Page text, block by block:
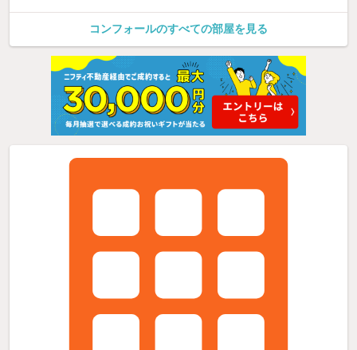
コンフォールのすべての部屋を見る